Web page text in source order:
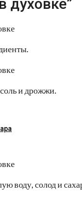
духовке”
и дрожжи.
воду, солод и